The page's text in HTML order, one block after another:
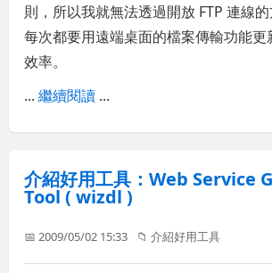
則，所以我就無法透過開放 FTP 連線的
每次都要用遠端桌面的檔案傳輸功能更
效率。
...繼續閱讀 ...
介紹好用工具：Web Service
Tool ( wizdl )
📅 2009/05/02 15:33 📁介紹好用工具